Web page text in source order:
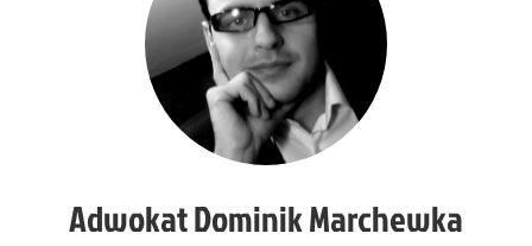
Adwokat Dominik Marchewka